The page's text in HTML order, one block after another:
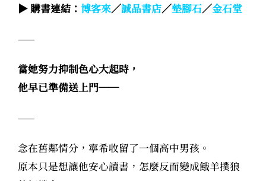
▶ 購書連結： 博客來／誠品書店／墊腳石／金石堂
——
當她努力抑制色心大起時，
他早已準備送上門──
——
念在舊鄰情分，寧希收留了一個高中男孩。
原本只是想讓他安心讀書，怎麼反而變成餓羊撲狼